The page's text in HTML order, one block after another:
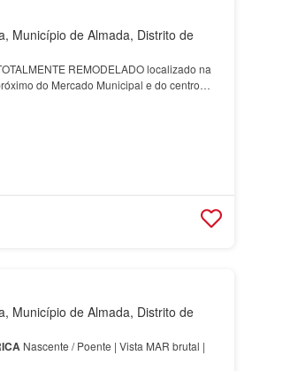
Município de Almada, Distrito de
REMODELADO localizado na
do Mercado Municipal e do centro
Município de Almada, Distrito de
Nascente / Poente | Vista MAR brutal |